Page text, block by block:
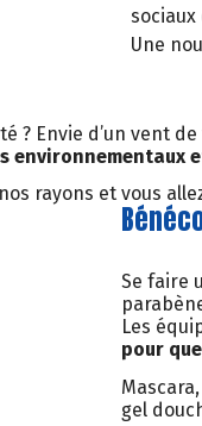
sociaux
Une
? Envie d’un vent
environnementaux
rayons et vous
Se faire
Les
pour
gel